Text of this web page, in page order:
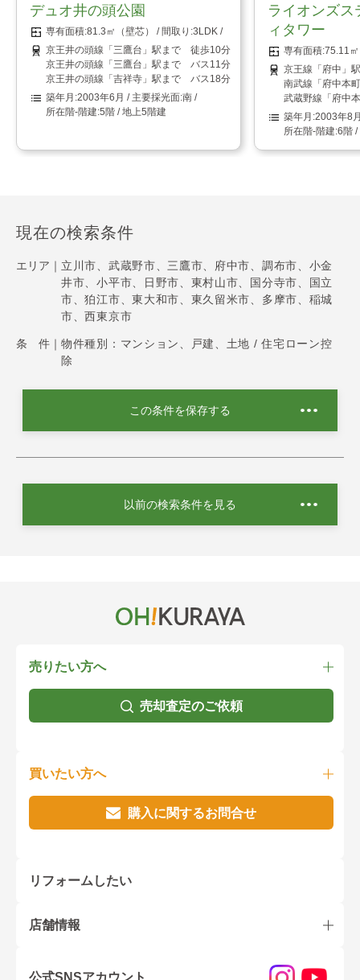
デュオ井の頭公園
81.3㎡（壁芯）
3LDK
京王井の頭線「三鷹台」駅まで 徒歩10分
京王井の頭線「三鷹台」駅まで バス11分 「牟礼三丁目」停まで 徒
京王井の頭線「吉祥寺」駅まで バス18分 「三鷹台団地」停まで 徒
2003年6月
南
5階 / 地上5階建
ライオンズス
ィタワー
75.11
京王線「府中」
南武線「府中本
武蔵野線「府中
2003年8
6階 /
現在の検索条件
エリア｜ 立川市、武蔵野市、三鷹市、府中市、調布市、小金
井市、小平市、日野市、東村山市、国分寺市、国立
市、狛江市、東大和市、東久留米市、多摩市、稲城
市、西東京市
条 件｜ 物件種別：マンション、戸建、土地 / 住宅ローン控
除
この条件を保存する
以前の検索条件を見る
売りたい方へ
売却査定のご依頼
買いたい方へ
購入に関するお問合せ
リフォームしたい
店舗情報